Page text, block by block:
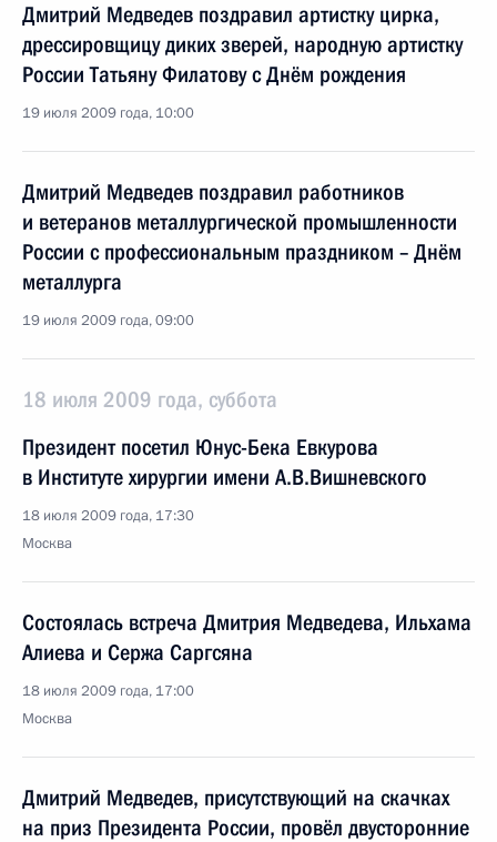
Дмитрий Медведев поздравил артистку цирка,
дрессировщицу диких зверей, народную артистку
России Татьяну Филатову с Днём рождения
19 июля 2009 года, 10:00
Дмитрий Медведев поздравил работников
и ветеранов металлургической промышленности
России с профессиональным праздником – Днём
металлурга
19 июля 2009 года, 09:00
18 июля 2009 года, суббота
Президент посетил Юнус-Бека Евкурова
в Институте хирургии имени А.В.Вишневского
18 июля 2009 года, 17:30
Москва
Состоялась встреча Дмитрия Медведева, Ильхама
Алиева и Сержа Саргсяна
18 июля 2009 года, 17:00
Москва
Дмитрий Медведев, присутствующий на скачках
на приз Президента России, провёл двусторонние